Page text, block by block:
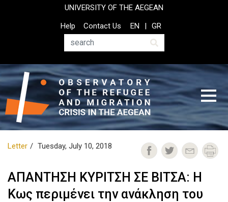
UNIVERSITY OF THE AEGEAN
Top
Header
Help
Contact Us
Search
EN GR
Letter Tuesday, July 10, 2018
ΑΠΑΝΤΗΣΗ ΚΥΡΙΤΣΗ ΣΕ ΒΙΤΣΑ: Η
Κως περιμένει την ανάκληση του